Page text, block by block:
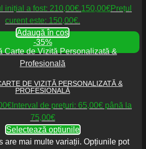
inițial a fost: 210,00€.150,00€Prețul
curent este: 150,00€.
Adaugă în coș
-35%
DE VIZITĂ PERSONALIZATĂ &
PROFESIONALĂ
€ Interval de prețuri: 65,00€ până la
75,00€
Selectează opțiunile
are mai multe variații. Opțiunile pot